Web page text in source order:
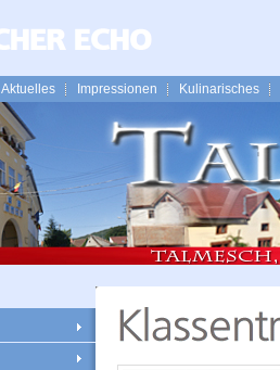
Aktuelles Impressionen Kulinarisches